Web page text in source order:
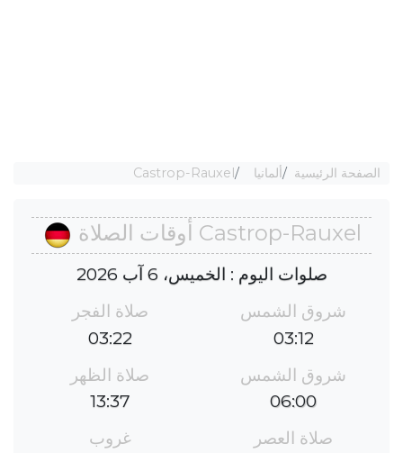
الصفحة الرئيسية ألمانيا Castrop-Rauxel
Castrop-Rauxel أوقات الصلاة
صلوات اليوم : الخميس، 6 آب 2026
شروق الشمس
03:12
صلاة الفجر
03:22
شروق الشمس
06:00
صلاة الظهر
13:37
صلاة العصر
غروب